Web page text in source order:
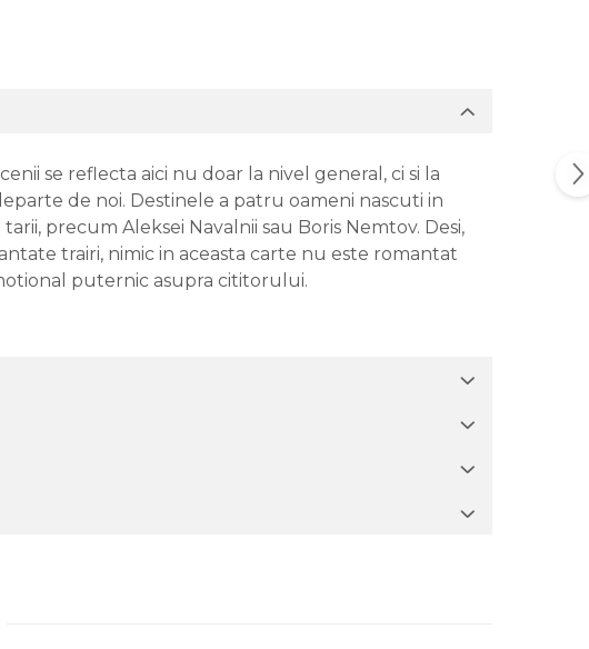
se reflecta aici nu doar la nivel general, ci si la
de noi. Destinele a patru oameni nascuti in
precum Aleksei Navalnii sau Boris Nemtov. Desi,
trairi, nimic in aceasta carte nu este romantat
puternic asupra cititorului.